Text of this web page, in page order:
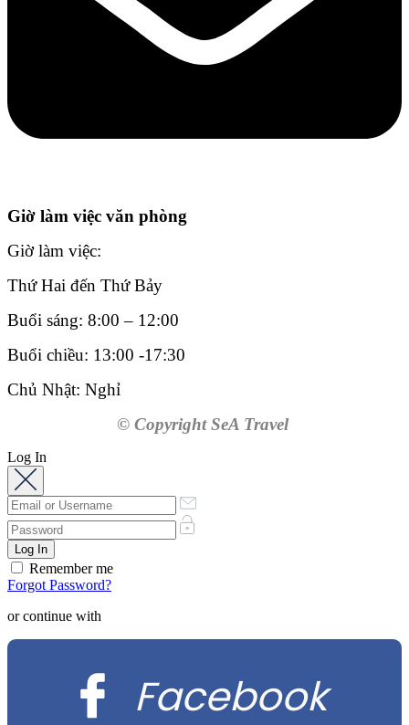
Giờ làm việc văn phòng
Giờ làm việc:
Thứ Hai đến Thứ Bảy
Buổi sáng: 8:00 – 12:00
Buổi chiều: 13:00 -17:30
Chủ Nhật: Nghỉ
© Copyright SeA Travel
Log In
Remember me
Forgot Password?
or continue with
Facebook